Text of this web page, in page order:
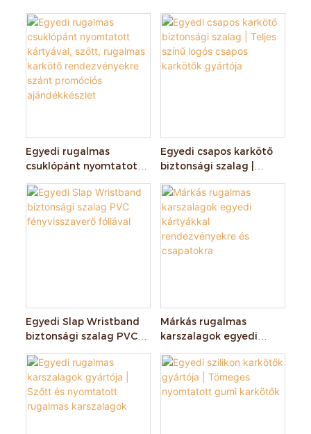
Egyedi rugalmas
csuklópánt nyomtatott
kártyával, szőtt,
rugalmas karkötő
rendezvényekre szánt
promóciós
Egyedi csapos karkötő
biztonsági szalag |
Teljes színű logós csapos
karkötők gyártója
Egyedi Slap Wristband
biztonsági szalag PVC
fényvisszaverő fóliával
Márkás rugalmas
karszalagok egyedi
kártyákkal
rendezvényekre és
csapatokra